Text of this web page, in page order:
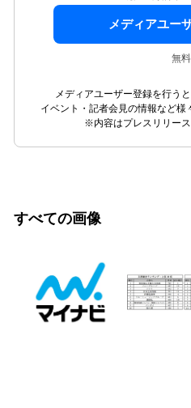
メディアユー
無料
メディアユーザー登録を行う
イベント・記者会見の情報など様
※内容はプレスリリース
すべての画像